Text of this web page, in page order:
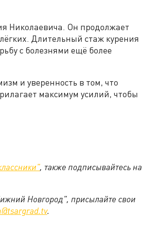
Николаевича. Он продолжает
Длительный стаж курения
с болезнями ещё более
и уверенность в том, что
максимум усилий, чтобы
, также подписывайтесь на
Новгород", присылайте свои
.